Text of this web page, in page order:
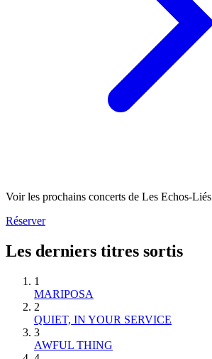
Voir les prochains concerts de Les Echos-Liés
Réserver
Les derniers titres sortis
1
MARIPOSA
2
QUIET, IN YOUR SERVICE
3
AWFUL THING